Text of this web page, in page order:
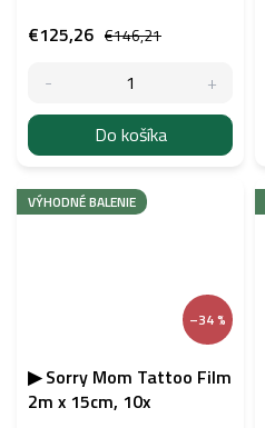
€146,21
€125,26
Do košíka
VÝHODNÉ BALENIE
–34 %
▶ Sorry Mom Tattoo Film
2m x 15cm, 10x